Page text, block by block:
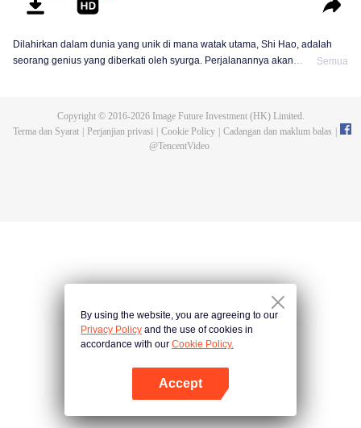
Dilahirkan dalam dunia yang unik di mana watak utama, Shi Hao, adalah
seorang genius yang diberkati oleh syurga. Perjalanannya akan
Semua
Copyright © 2016-2026Image Future Investment (HK) Limited.
Terma dan Syarat
Perjanjian privasi Cookie Policy Cadangan dan maklum balas
@TencentVideo
By using the website, you are agreeing to our
Privacy Policy and the use of cookies in
accordance with our Cookie Policy.
Accept